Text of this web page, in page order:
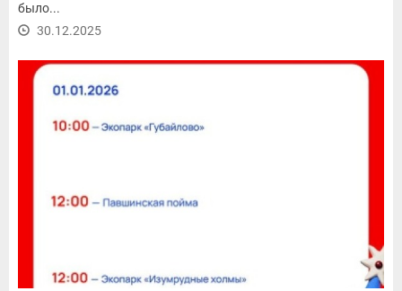
было...
30.12.2025